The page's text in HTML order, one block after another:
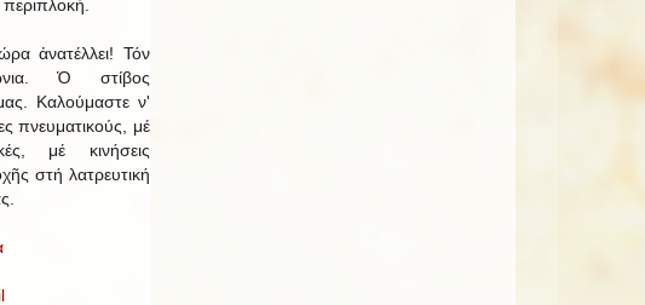
ἀνατέλλει! Τόν
Ὁ στίβος
Καλούμαστε ν'
πνευματικούς, μέ
μέ κινήσεις
στή λατρευτική